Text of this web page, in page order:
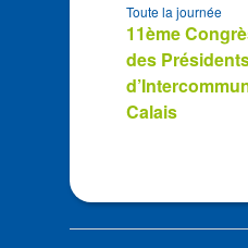
11ème
des
Calais
Toute la journée